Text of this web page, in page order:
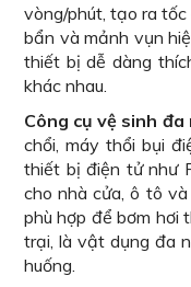
vòng/phút, tạo ra tốc
bẩn và mảnh vụn
thiết bị dễ dàng
khác nhau.
Công cụ vệ sinh đa
chổi, máy thổi bụi
thiết bị điện tử như
cho nhà cửa, ô tô
phù hợp để bơm hơi
trại, là vật dụng đa
huống.